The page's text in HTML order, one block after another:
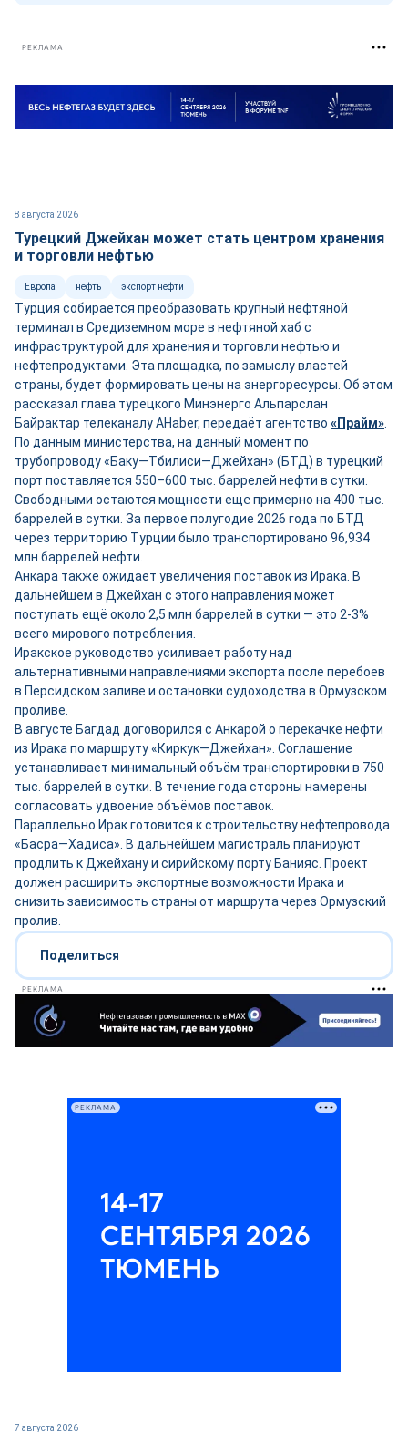
РЕКЛАМА
8 августа 2026
Турецкий Джейхан может стать центром хранения
и торговли нефтью
Европа нефть экспорт нефти
Турция собирается преобразовать крупный нефтяной
терминал в Средиземном море в нефтяной хаб с
инфраструктурой для хранения и торговли нефтью и
нефтепродуктами. Эта площадка, по замыслу властей
страны, будет формировать цены на энергоресурсы. Об этом
рассказал глава турецкого Минэнерго Альпарслан
Байрактар телеканалу AHaber, передаёт агентство «Прайм»
По данным министерства, на данный момент по
трубопроводу «Баку—Тбилиси—Джейхан» (БТД) в турецкий
порт поставляется 550–600 тыс. баррелей нефти в сутки.
Свободными остаются мощности ещепримерно на 400 тыс.
баррелей в сутки. За первое полугодие 2026 года по БТД
через территорию Турции было транспортировано 96,934
млн баррелей нефти.
Анкара также ожидает увеличения поставок из Ирака. В
дальнейшем в Джейхан с этого направления может
поступать ещё около 2,5 млн баррелей в сутки — это 2-3%
всего мирового потребления.
Иракское руководство усиливает работу над
альтернативными направлениями экспорта после перебоев
в Персидском заливе и остановки судоходства в Ормузском
проливе.
В августе Багдад договорился с Анкарой о перекачке нефти
из Ирака по маршруту «Киркук—Джейхан». Соглашение
устанавливает минимальный объём транспортировки в 750
тыс. баррелей в сутки. В течение года стороны намерены
согласовать удвоение объёмов поставок.
Параллельно Ирак готовится к строительству нефтепровода
«Басра—Хадиса». В дальнейшем магистраль планируют
продлить к Джейхану и сирийскому порту Банияс. Проект
должен расширить экспортные возможности Ирака и
снизить зависимость страны от маршрута через Ормузский
пролив.
Поделиться
РЕКЛАМА
7 августа 2026
РЕКЛАМА